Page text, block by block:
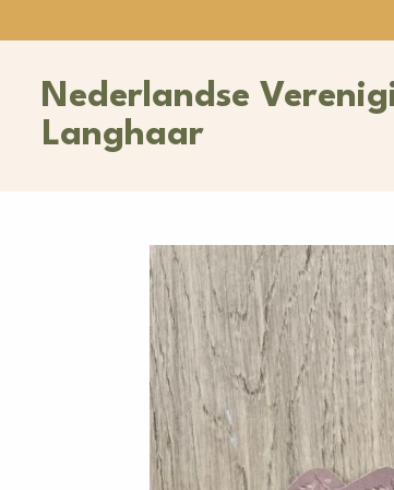
direct
hoofdinhoud
Nederlandse
Langhaar